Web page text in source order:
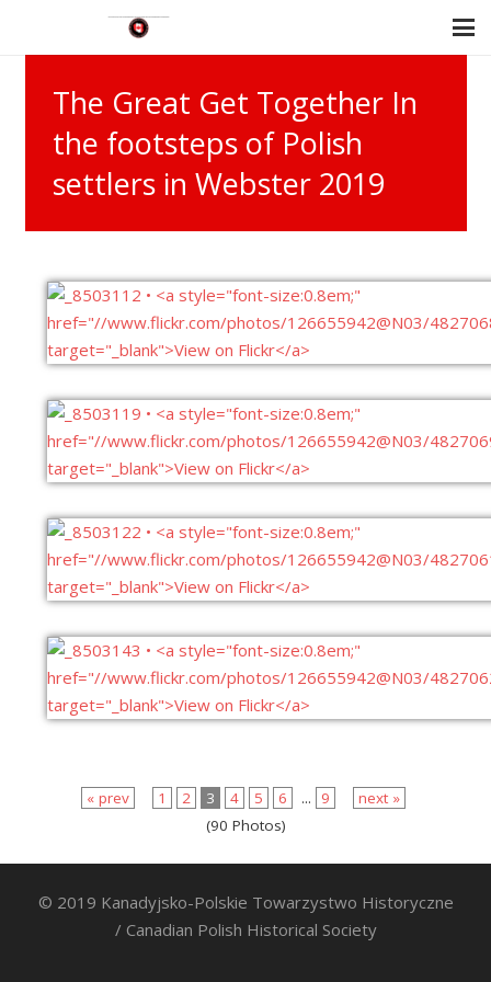
The Great Get Together In
the footsteps of Polish
settlers in Webster 2019
« prev 1 2 3 4 5 6 ... 9
next »
(90 Photos)
© 2019 Kanadyjsko-Polskie Towarzystwo Historyczne
/ Canadian Polish Historical Society